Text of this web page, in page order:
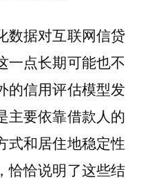
数据对互联网信贷
一点长期可能也不
的信用评估模型发
主要依靠借款人的
式和居住地稳定性
恰恰说明了这些结